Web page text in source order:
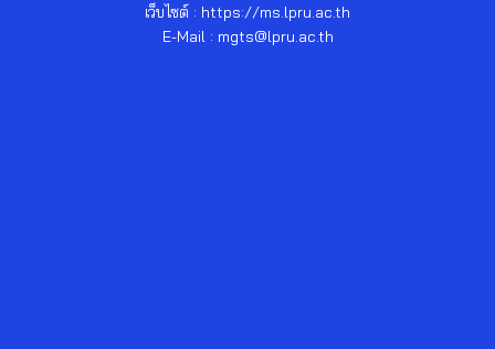
เว็บไซต์ : https://ms.lpru.ac.th
E-Mail : mgts@lpru.ac.th